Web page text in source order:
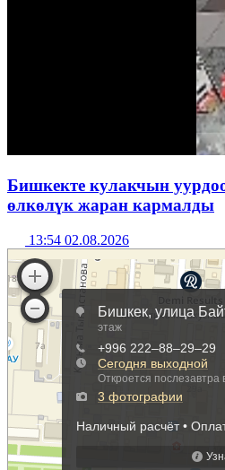
Бишкекте кулакчын
өлкөлүк жаран кармалды
13:54 02.08.2026